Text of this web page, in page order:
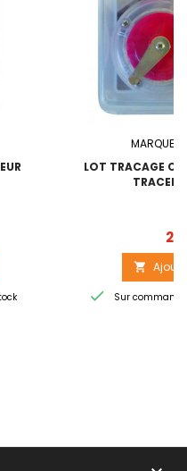
MARQUE:
LOT TRACAGE
TRACER

 Sur